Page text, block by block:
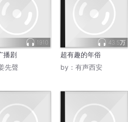
1910
播剧
先聲
43.5万
超有趣的年俗
by： 有声西安